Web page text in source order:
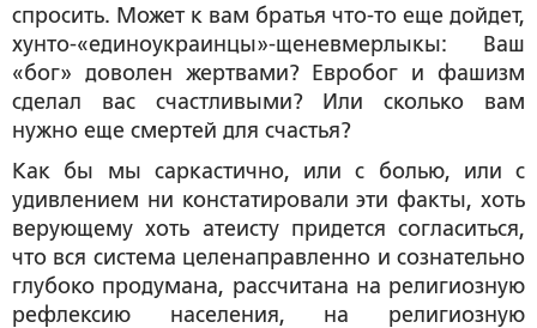
спросить. Может к вам братья что-то еще дойдет,
хунто-«единоукраинцы»-щеневмерлыкы: Ваш
«бог» доволен жертвами? Евробог и фашизм
сделал вас счастливыми? Или сколько вам
нужно еще смертей для счастья?
Как бы мы саркастично, или с болью, или с
удивлением ни констатировали эти факты, хоть
верующему хоть атеисту придется согласиться,
что вся система целенаправленно и сознательно
глубоко продумана, рассчитана на религиозную
рефлексию населения, на религиозную